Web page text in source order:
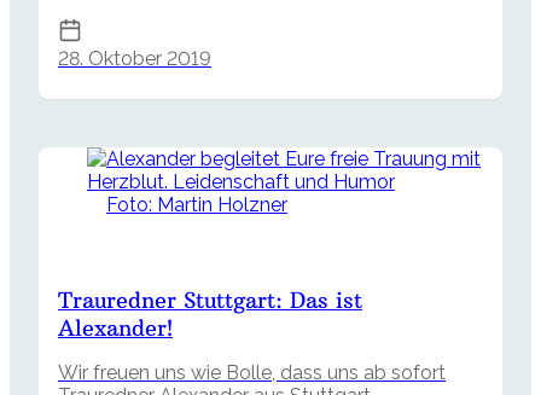
28. Oktober 2019
Foto: Martin Holzner
Trauredner Stuttgart: Das ist
Alexander!
Wir freuen uns wie Bolle, dass uns ab sofort